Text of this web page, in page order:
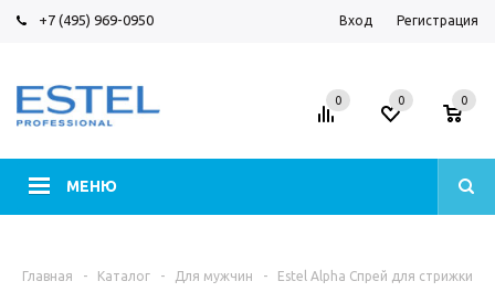
+7 (495) 969-0950 Вход Регистрация
МЕНЮ
0 0 0
Главная - Каталог - Для мужчин -
Estel Alpha Спрей для стрижки